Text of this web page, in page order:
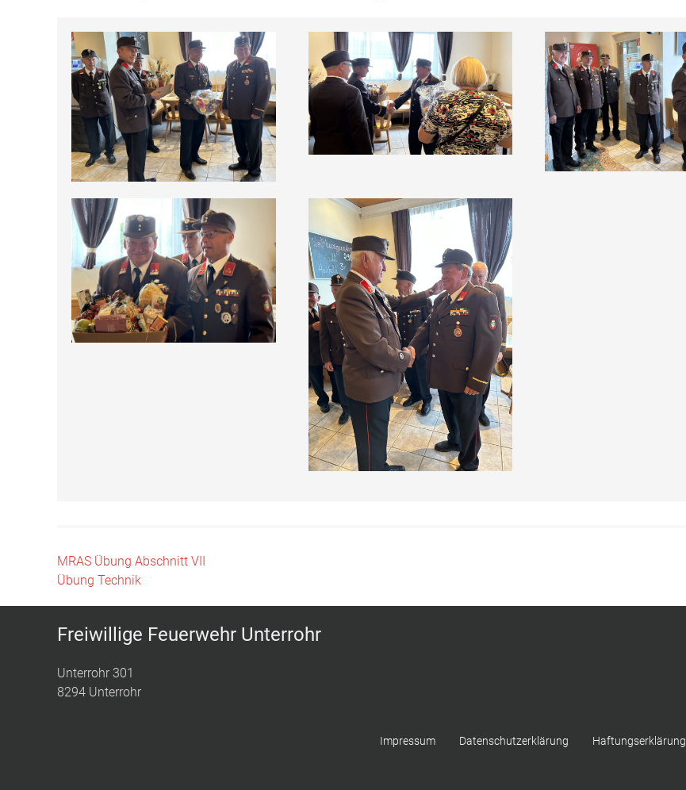
Beitragsnavigation
MRAS Übung Abschnitt VII
Übung Technik
Freiwillige Feuerwehr Unterrohr
Unterrohr 301
8294 Unterrohr
Impressum Datenschutzerklärung Haftungserklärung